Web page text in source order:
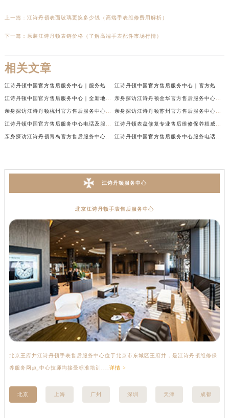
上一篇： 江诗丹顿表面玻璃更换多少钱（高端手表维修费用解析）
下一篇： 原装江诗丹顿表链价格（了解高端手表配件市场行情）
相关文章
江诗丹顿服务中心
北京江诗丹顿手表售后服务中心
北京王府井江诗丹顿手表售后服务中心位于北京市东城区王府井，是江诗丹顿维修保
养服务网点,中心技师均接受标准培训.... 详情 >
北京 上海 广州 深圳 天津 成都